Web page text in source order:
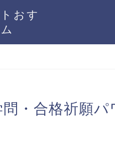
おす
・合格祈願